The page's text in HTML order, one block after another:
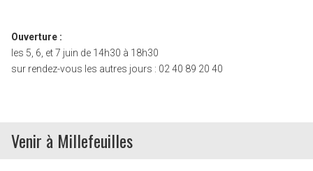
Ouverture :
les 5, 6, et 7 juin de 14h30 à 18h30
sur rendez-vous les autres jours : 02 40 89 20 40
Venir à Millefeuilles